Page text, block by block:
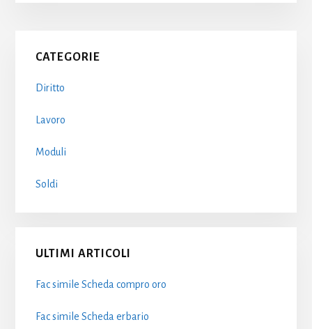
Primary
Sidebar
CATEGORIE
Diritto
Lavoro
Moduli
Soldi
ULTIMI ARTICOLI
Fac simile Scheda compro oro​
Fac simile Scheda erbario​